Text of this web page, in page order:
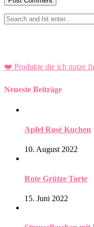
❤️ Produkte die ich nutze
Neueste Beiträge
Apfel Rosé Kuchen
10. August 2022
Rote Grütze Torte
15. Juni 2022